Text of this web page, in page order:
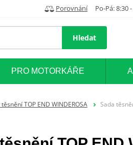
Porovnání Po-Pá: 8:30
Hledat
PRO MOTORKÁŘE
TOP END WINDEROSA Sada